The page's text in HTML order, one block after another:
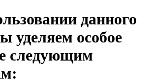
данного
уделяем особое
следующим